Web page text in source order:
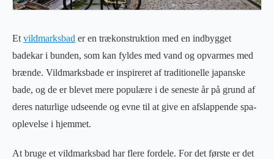
Et vildmarksbad er en trækonstruktion med en indbygget
badekar i bunden, som kan fyldes med vand og opvarmes med
brænde. Vildmarksbade er inspireret af traditionelle japanske
bade, og de er blevet mere populære i de seneste år på grund af
deres naturlige udseende og evne til at give en afslappende spa-
oplevelse i hjemmet.
At bruge et vildmarksbad har flere fordele. For det første er det